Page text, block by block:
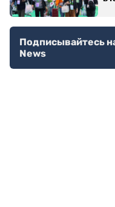
Подписывайтесь
News